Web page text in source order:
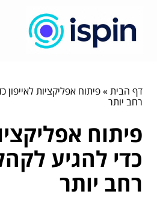
דף הבית»פיתוח אפליקציות לאייפון
רחב יותר
פיתוח
כדי להגיע
רחב יותר